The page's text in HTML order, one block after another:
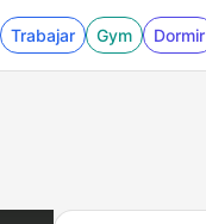
Trabajar Gym Dormir